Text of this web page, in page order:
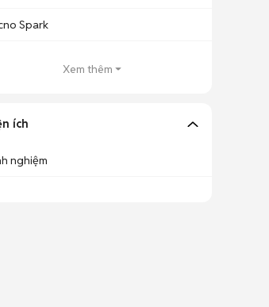
Spark
Xem thêm
ích
nghiệm